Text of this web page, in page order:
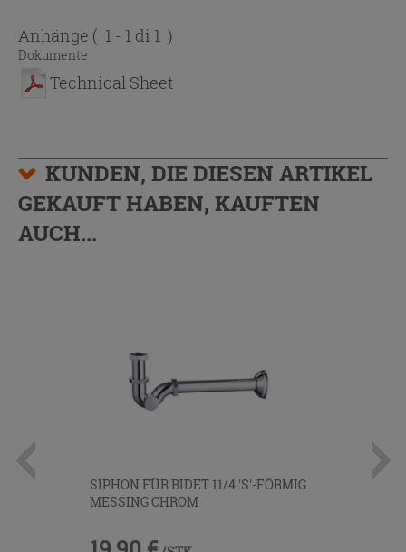
Anhänge ( 1 - 1 di 1 )
Dokumente
Technical Sheet
KUNDEN, DIE DIESEN ARTIKEL
GEKAUFT HABEN, KAUFTEN
AUCH...
SIPHON FÜR BIDET 11/4 'S'-FÖRMIG
MESSING CHROM